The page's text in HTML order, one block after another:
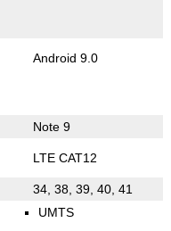
Android 9.0
Note 9
LTE CAT12
34, 38, 39, 40, 41
UMTS